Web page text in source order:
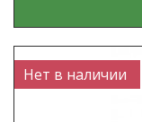
Нет в наличии